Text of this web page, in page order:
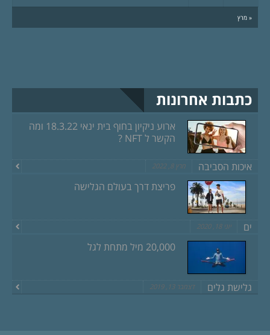
« מרץ
כתבות אחרונות
ארוע ניקיון בחוף בית ינאי 18.3.22 ומה
הקשר ל NFT ?
איכות הסביבה מרץ 8, 2022
פריצת דרך בעולם הגלישה
ים יוני 18, 2020
20,000 מיל מתחת לגל
גלישת גלים דצמבר 13, 2019